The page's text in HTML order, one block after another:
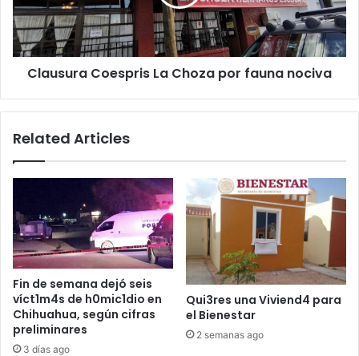
fauna
nociva
Clausura Coespris La Choza por fauna nociva
Related Articles
Fin de semana dejó seis
víct1m4s de h0mic1dio en
Chihuahua, según cifras
preliminares
3 días ago
Qui3res una Viviend4 para
el Bienestar
2 semanas ago